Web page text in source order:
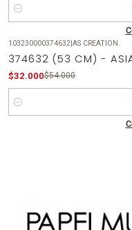
Cantidad
-41% OFF
103230000374632|AS CREATION
374632 (53 CM) -
$32.000$54.000
Cantidad